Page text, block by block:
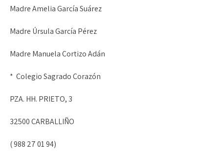
Madre Amelia García Suárez
Madre Úrsula García Pérez
Madre Manuela Cortizo Adán
* Colegio Sagrado Corazón
PZA. HH. PRIETO, 3
32500 CARBALLIÑO
( 988 27 01 94)